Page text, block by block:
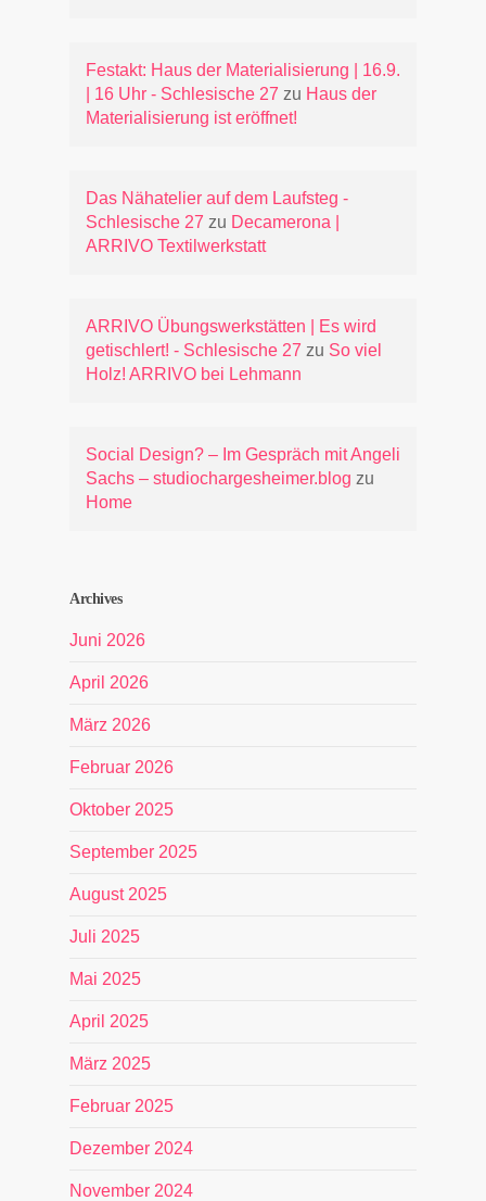
Festakt: Haus der Materialisierung | 16.9.
| 16 Uhr - Schlesische 27 zu Haus der
Materialisierung ist eröffnet!
Das Nähatelier auf dem Laufsteg -
Schlesische 27 zu Decamerona |
ARRIVO Textilwerkstatt
ARRIVO Übungswerkstätten | Es wird
getischlert! - Schlesische 27 zu So viel
Holz! ARRIVO bei Lehmann
Social Design? – Im Gespräch mit Angeli
Sachs – studiochargesheimer.blog zu
Home
Archives
Juni 2026
April 2026
März 2026
Februar 2026
Oktober 2025
September 2025
August 2025
Juli 2025
Mai 2025
April 2025
März 2025
Februar 2025
Dezember 2024
November 2024